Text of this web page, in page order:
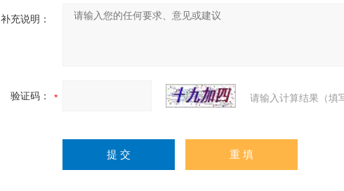
补充说明：
验证码： 请输入计算结果（填